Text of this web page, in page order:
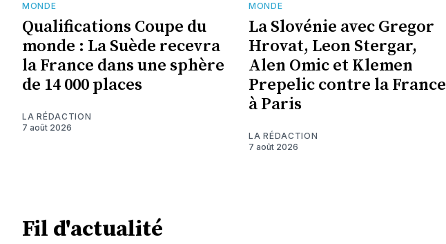
MONDE
Qualifications Coupe du
monde : La Suède recevra
la France dans une sphère
de 14 000 places
LA RÉDACTION
7 août 2026
MONDE
La Slovénie avec Gregor
Hrovat, Leon Stergar,
Alen Omic et Klemen
Prepelic contre la France
à Paris
LA RÉDACTION
7 août 2026
Fil d'actualité